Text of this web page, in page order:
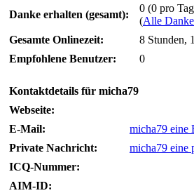
Danke erhalten (gesamt):
0 (0 pro
(Alle
Gesamte Onlinezeit:
8 Stunden,
Empfohlene Benutzer:
0
Kontaktdetails für micha79
Webseite:
E-Mail:
micha79 eine
Private Nachricht:
micha79 eine
ICQ-Nummer:
AIM-ID: